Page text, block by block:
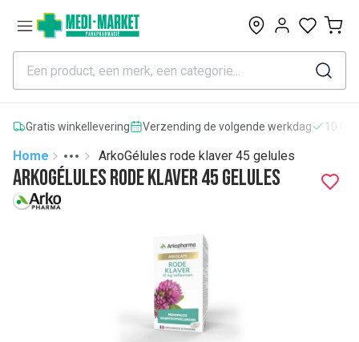
0
Gratis winkellevering Verzending de volgende werkdag
Home
More
Toggle menu
ArkoGélules rode klaver 45 gelules
ArkoGélules rode klaver 45 gelules